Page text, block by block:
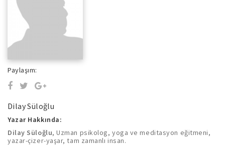
Paylaşım:
Dilay Süloğlu
Yazar Hakkında:
Dilay Süloğlu, Uzman psikolog, yoga ve meditasyon eğitmeni,
yazar-çizer-yaşar, tam zamanlı insan.